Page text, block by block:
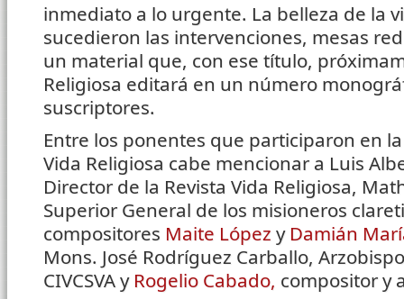
inmediato a lo urgente. La belleza de la
sucedieron las intervenciones, mesas
un material que, con ese título,
Religiosa editará en un número
suscriptores.
Entre los ponentes que participaron en
Vida Religiosa cabe mencionar a Luis
Director de la Revista Vida Religiosa,
Superior General de los misioneros
compositores Maite López y Damián
Mons. José Rodríguez Carballo,
CIVCSVA y Rogelio Cabado, compositor y